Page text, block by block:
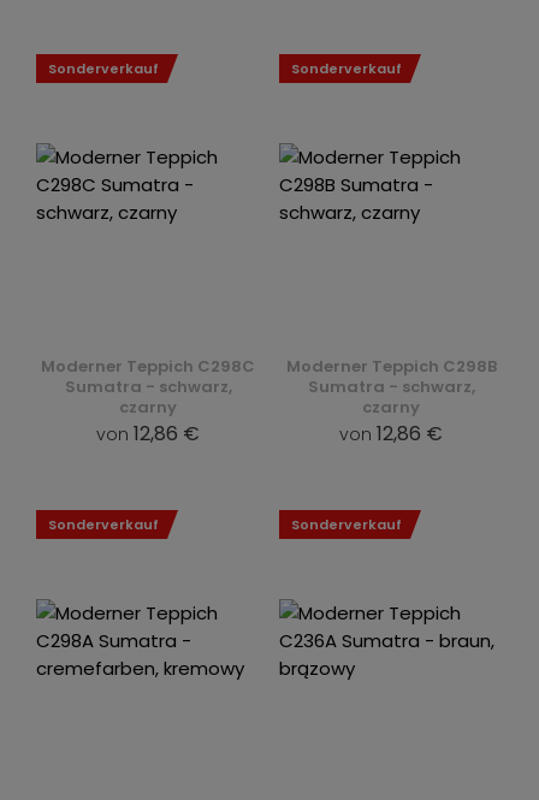
Moderner Teppich C298C
Sumatra - schwarz,
czarny
von 12,86 €
Sonderverkauf
Moderner Teppich C298B
Sumatra - schwarz,
czarny
von 12,86 €
Sonderverkauf
Sonderverkauf Sonderverkauf